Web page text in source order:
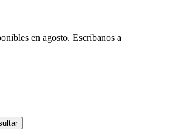
en agosto. Escríbanos a